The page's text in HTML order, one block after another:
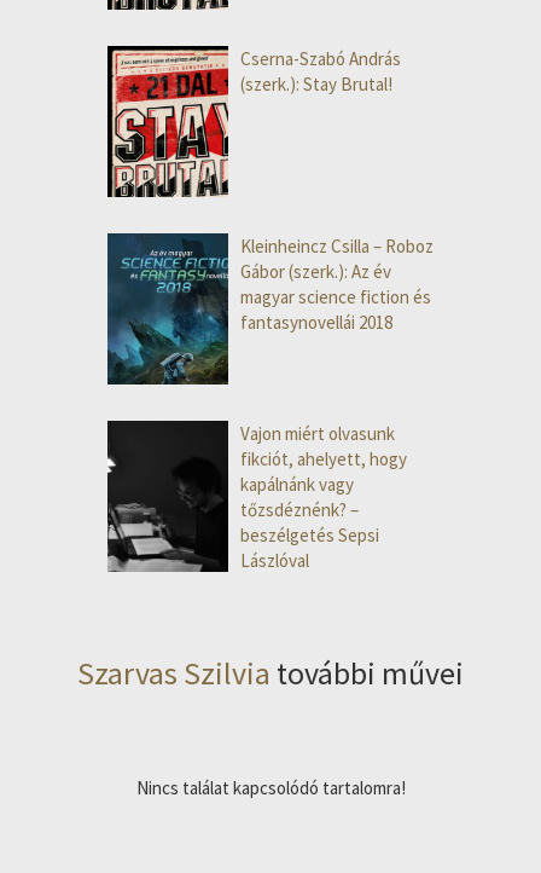
Cserna-Szabó András
(szerk.): Stay Brutal!
Kleinheincz Csilla – Roboz
Gábor (szerk.): Az év
magyar science fiction és
fantasynovellái 2018
Vajon miért olvasunk
fikciót, ahelyett, hogy
kapálnánk vagy
tőzsdéznénk? –
beszélgetés Sepsi
Lászlóval
Szarvas Szilvia további művei
Nincs találat kapcsolódó tartalomra!